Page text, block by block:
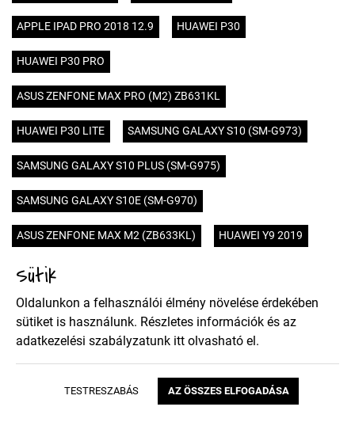
APPLE IPAD PRO 2018 12.9 HUAWEI P30
HUAWEI P30 PRO
ASUS ZENFONE MAX PRO (M2) ZB631KL
HUAWEI P30 LITE SAMSUNG GALAXY S10 (SM-G973)
SAMSUNG GALAXY S10 PLUS (SM-G975)
SAMSUNG GALAXY S10E (SM-G970)
ASUS ZENFONE MAX M2 (ZB633KL) HUAWEI Y9 2019
SAMSUNG GALAXY J3 2018 (J337)
HUAWEI HONOR VIEW 20 HUAWEI Y7 2019
SONY XPERIA 10 PLUS SONY XPERIA 10
SAMSUNG GALAXY A40 (SM-405)
Sütik
Oldalunkon a felhasználói élmény növelése érdekében
sütiket is használunk. Részletes információk és az
adatkezelési szabályzatunk itt olvasható el.
TESTRESZABÁS AZ ÖSSZES ELFOGADÁSA